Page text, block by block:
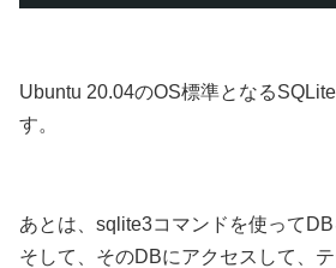
Ubuntu 20.04のOS標準となる
す。
あとは、sqlite3コマンドを使ってDB
そして、そのDBにアクセスして、